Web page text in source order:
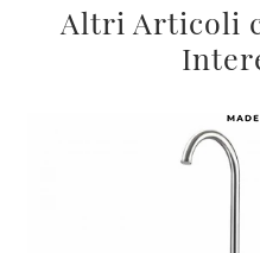
Altri Articoli